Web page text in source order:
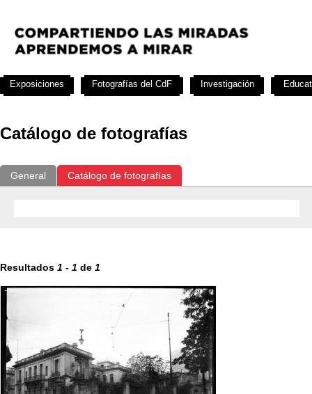
Catálogo de fotografías
General Catálogo de fotografías
Resultados 1 - 1 de 1
Exposiciones Fotografías del CdF Investigación